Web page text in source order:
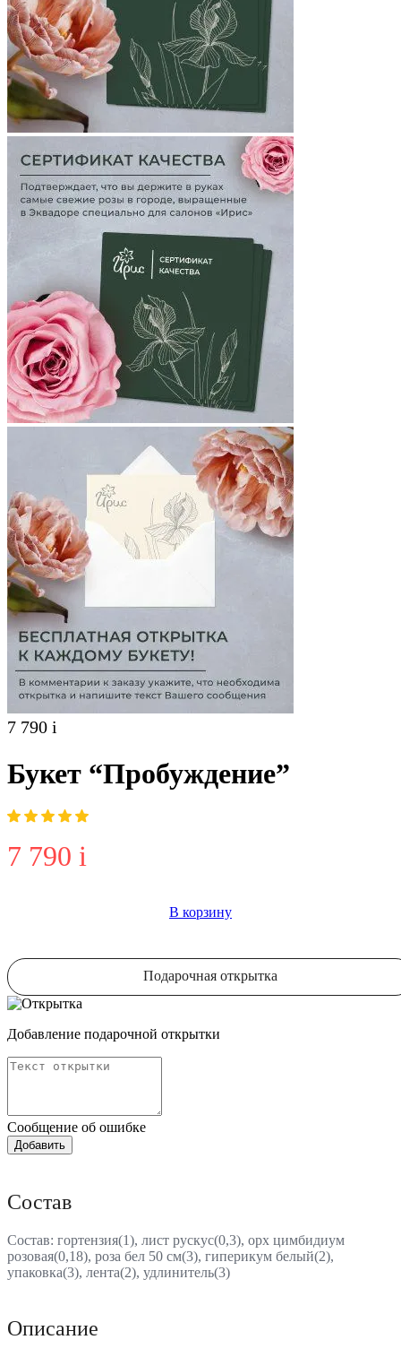
7 790 i
Букет “Пробуждение”
7 790 i
В корзину
Подарочная открытка
Добавление подарочной открытки
Сообщение об ошибке
Состав
Состав: гортензия(1), лист рускус(0,3), орх цимбидиум
розовая(0,18), роза бел 50 см(3), гиперикум белый(2),
упаковка(3), лента(2), удлинитель(3)
Описание